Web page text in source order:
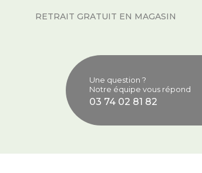
RETRAIT GRATUIT EN MAGASIN
Une question ?
Notre équipe vous répond
03 74 02 81 82